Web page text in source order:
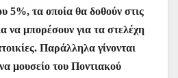
5%, τα οποία θα δοθούν στις
να μπορέσουν για τα στελέχη
Παράλληλα γίνονται
μουσείο του Ποντιακού